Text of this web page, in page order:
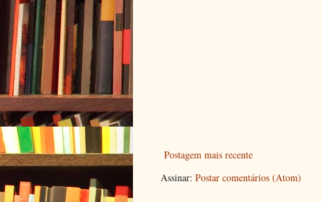
Postagem mais recente
Assinar: Postar comentários (Atom)